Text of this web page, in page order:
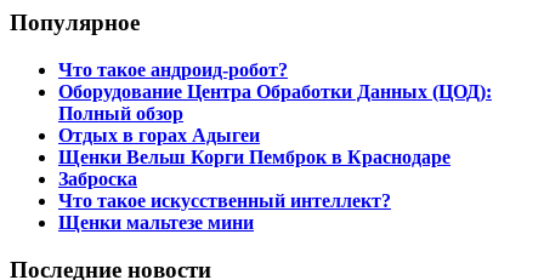
Популярное
Что такое андроид-робот?
Оборудование Центра Обработки Данных (ЦОД):
Полный обзор
Отдых в горах Адыгеи
Щенки Вельш Корги Пемброк в Краснодаре
Заброска
Что такое искусственный интеллект?
Щенки мальтезе мини
Последние новости